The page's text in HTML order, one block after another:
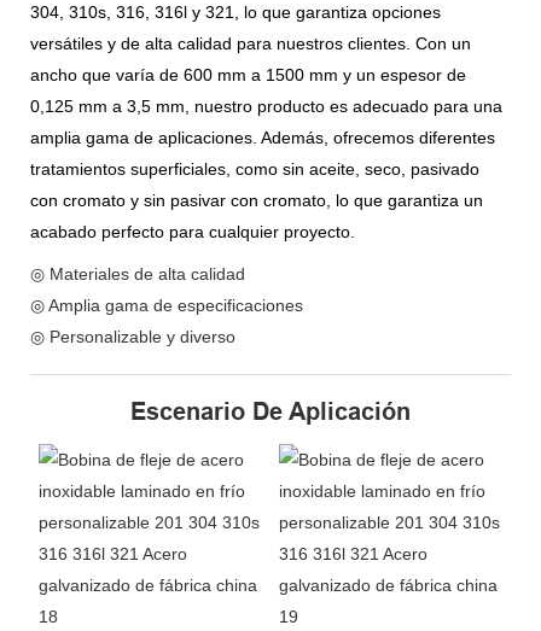
304, 310s, 316, 316l y 321, lo que garantiza opciones
versátiles y de alta calidad para nuestros clientes. Con un
ancho que varía de 600 mm a 1500 mm y un espesor de
0,125 mm a 3,5 mm, nuestro producto es adecuado para una
amplia gama de aplicaciones. Además, ofrecemos diferentes
tratamientos superficiales, como sin aceite, seco, pasivado
con cromato y sin pasivar con cromato, lo que garantiza un
acabado perfecto para cualquier proyecto.
◎ Materiales de alta calidad
◎ Amplia gama de especificaciones
◎ Personalizable y diverso
Escenario De Aplicación